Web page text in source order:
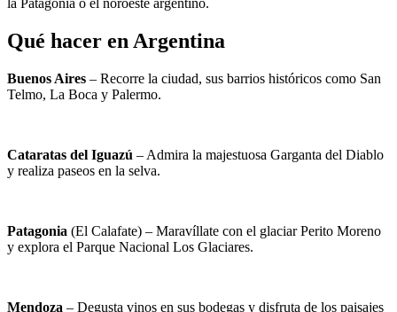
la Patagonia o el noroeste argentino.
Qué hacer en Argentina
Buenos Aires – Recorre la ciudad, sus barrios históricos como San
Telmo, La Boca y Palermo.
Cataratas del Iguazú – Admira la majestuosa Garganta del Diablo
y realiza paseos en la selva.
Patagonia (El Calafate) – Maravíllate con el glaciar Perito Moreno
y explora el Parque Nacional Los Glaciares.
Mendoza – Degusta vinos en sus bodegas y disfruta de los paisajes